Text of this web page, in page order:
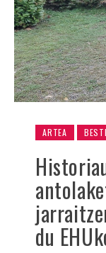
ARTEA
du